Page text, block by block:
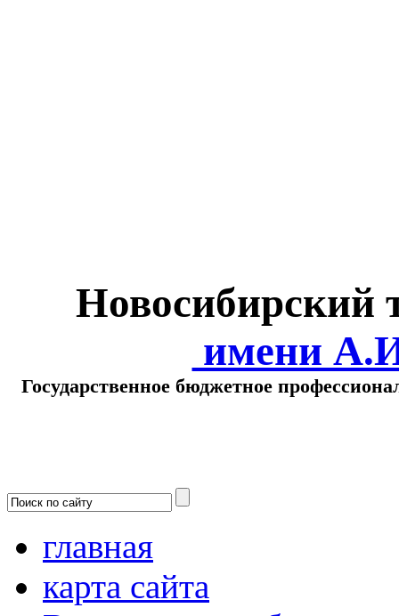
Новосибирский
имени
Государственное бюджетное
главная
карта сайта